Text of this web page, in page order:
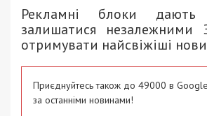
Рекламні блоки
залишатися
отримувати найсвіжіші
Приєднуйтесь також до 49000 в
за останніми новинами!